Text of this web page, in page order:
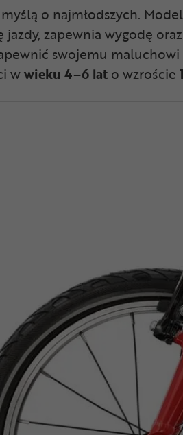
o najmłodszych.
zapewnia wygodę
swojemu
wwieku 4–6 lat o wzroście